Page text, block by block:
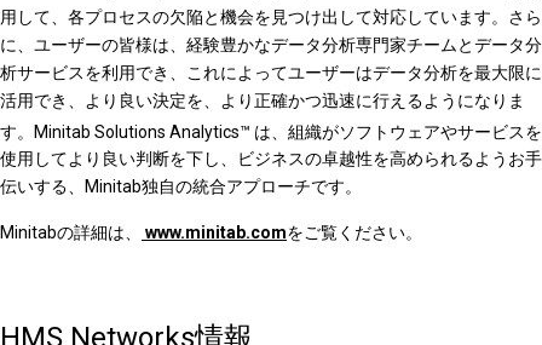
用して、各プロセスの欠陥と機会を見つけ出して対応しています。さら
に、ユーザーの皆様は、経験豊かなデータ分析専門家チームとデータ分
析サービスを利用でき、これによってユーザーはデータ分析を最大限に
活用でき、より良い決定を、より正確かつ迅速に行えるようになりま
す。Minitab Solutions Analytics™ は、組織がソフトウェアやサービスを
使用してより良い判断を下し、ビジネスの卓越性を高められるようお手
伝いする、Minitab独自の統合アプローチです。
Minitabの詳細は、 www.minitab.comをご覧ください。